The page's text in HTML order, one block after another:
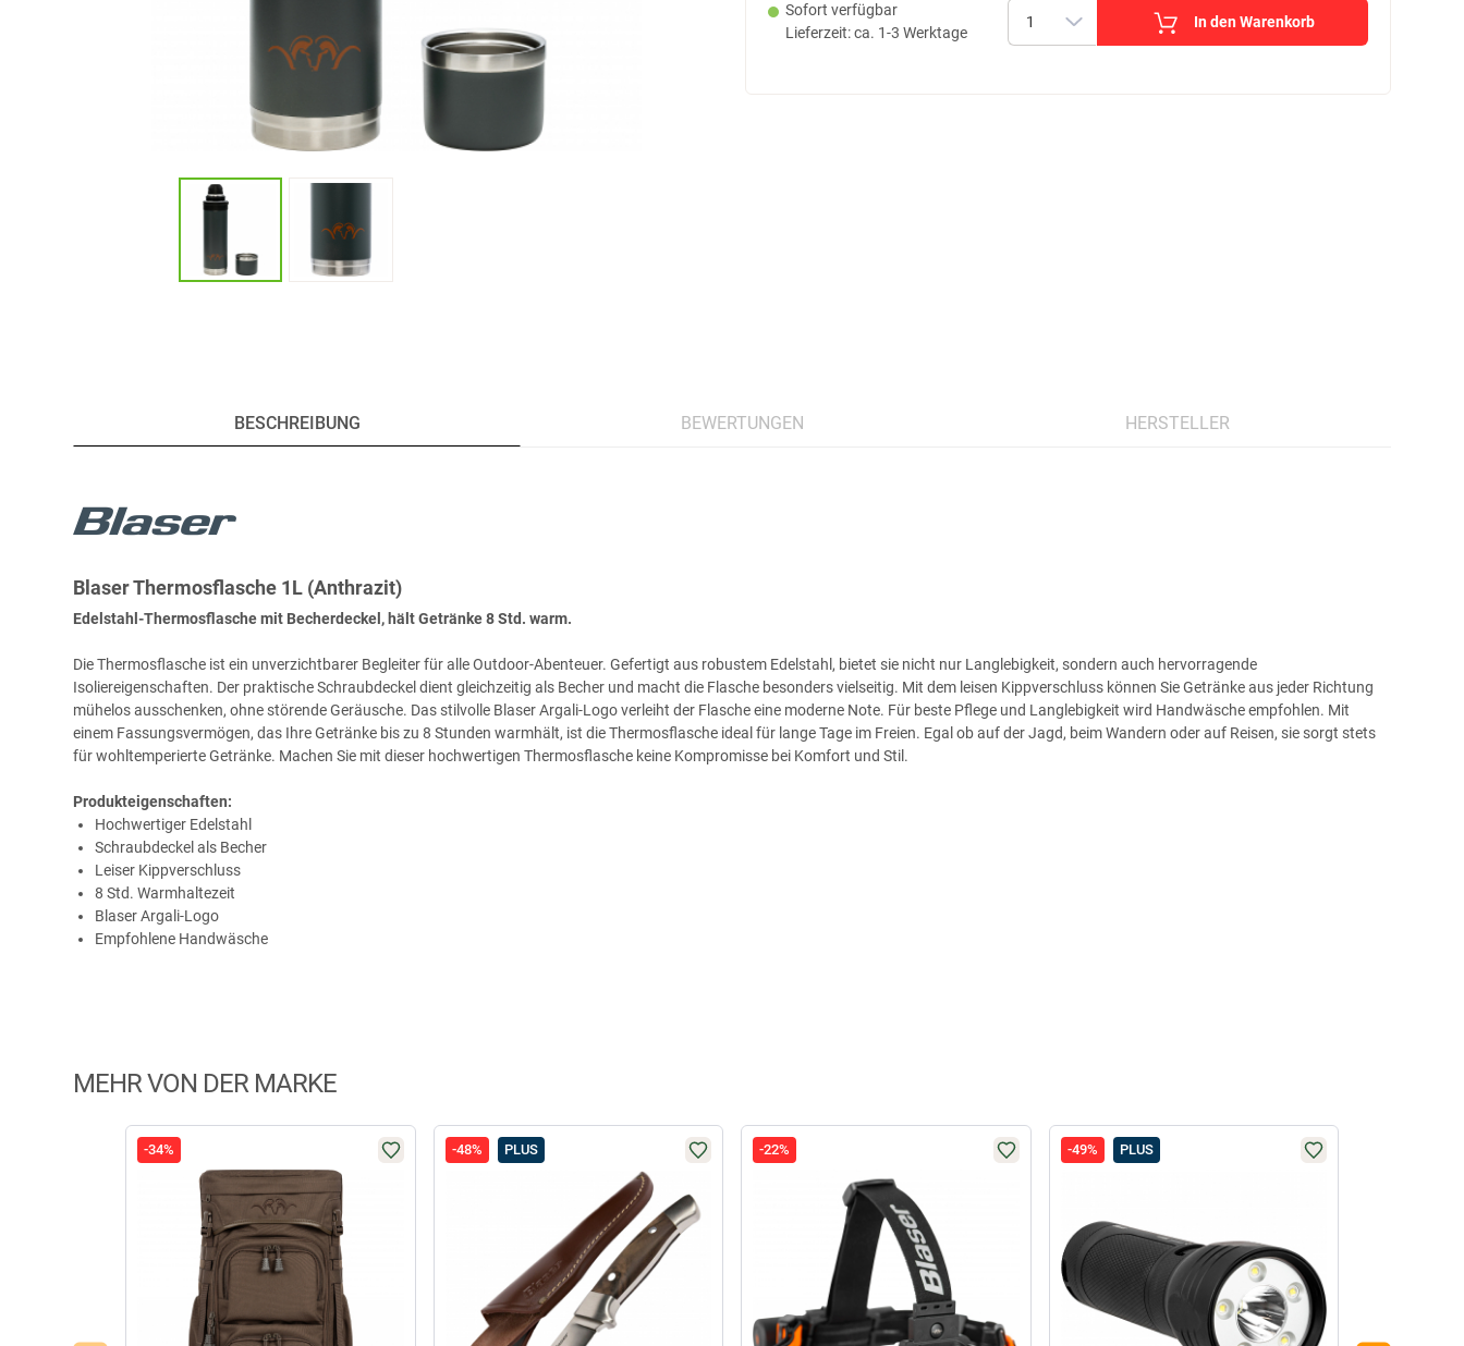
Sofort verfügbar
Lieferzeit: ca. 1-3 Werktage
In den Warenkorb
BESCHREIBUNG BEWERTUNGEN HERSTELLER
Blaser Thermosflasche 1L (Anthrazit)
Edelstahl-Thermosflasche mit Becherdeckel, hält Getränke 8 Std. warm.
Die Thermosflasche ist ein unverzichtbarer Begleiter für alle Outdoor-Abenteuer. Gefertigt aus robustem Edelstahl, bietet sie nicht nur Langlebigkeit, sondern auch hervorragende
Isoliereigenschaften. Der praktische Schraubdeckel dient gleichzeitig als Becher und macht die Flasche besonders vielseitig. Mit dem leisen Kippverschluss können Sie Getränke aus jeder Richtung
mühelos ausschenken, ohne störende Geräusche. Das stilvolle Blaser Argali-Logo verleiht der Flasche eine moderne Note. Für beste Pflege und Langlebigkeit wird Handwäsche empfohlen. Mit
einem Fassungsvermögen, das Ihre Getränke bis zu 8 Stunden warmhält, ist die Thermosflasche ideal für lange Tage im Freien. Egal ob auf der Jagd, beim Wandern oder auf Reisen, sie sorgt stets
für wohltemperierte Getränke. Machen Sie mit dieser hochwertigen Thermosflasche keine Kompromisse bei Komfort und Stil.
Produkteigenschaften:
Hochwertiger Edelstahl
Schraubdeckel als Becher
Leiser Kippverschluss
8 Std. Warmhaltezeit
Blaser Argali-Logo
Empfohlene Handwäsche
MEHR VON DER MARKE
-34% -48% PLUS -22% -49% PLUS